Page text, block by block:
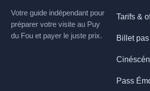
Votre guide indépendant pour
préparer votre visite au Puy
du Fou et payer le juste prix.
Tarifs &
Billet
Pass